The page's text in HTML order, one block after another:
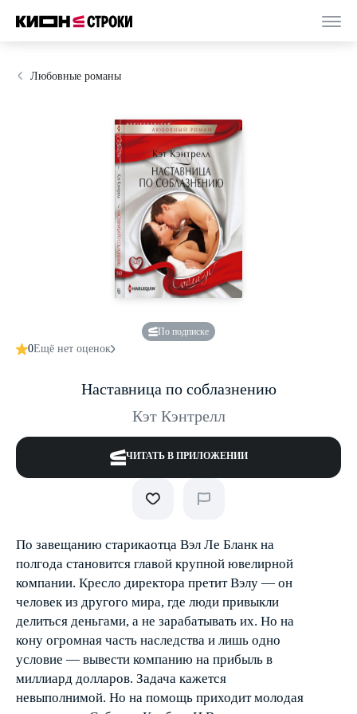
Любовные романы
По подписке
0Ещё нет оценок
Наставница по соблазнению
Кэт Кэнтрелл
ЧИТАТЬ В ПРИЛОЖЕНИИ
По завещанию старика­отца Вэл Ле Бланк на
полгода становится главой крупной ювелирной
компании. Кресло директора претит Вэлу — он
человек из другого мира, где люди привыкли
делиться деньгами, а не зарабатывать их. Но на
кону огромная часть наследства и лишь одно
условие — вывести компанию на прибыль в
миллиард долларов. Задача кажется
невыполнимой. Но на помощь приходит молодая